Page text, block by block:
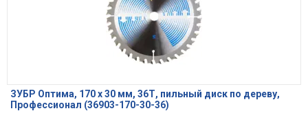
ЗУБР Оптима, 170 x 30 мм, 36Т, пильный диск по дереву,
Профессионал (36903-170-30-36)